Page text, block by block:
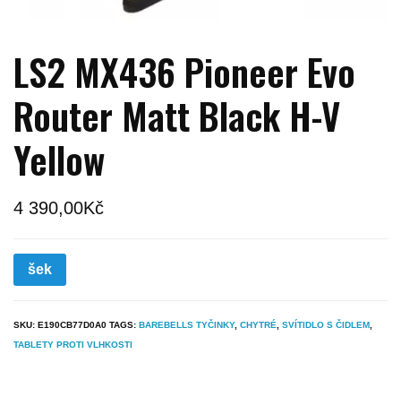
LS2 MX436 Pioneer Evo
Router Matt Black H-V
Yellow
4 390,00Kč
šek
SKU: E190CB77D0A0 TAGS: BAREBELLS TYČINKY, CHYTRÉ SVÍTIDLO S ČIDLEM
TABLETY PROTI VLHKOSTI